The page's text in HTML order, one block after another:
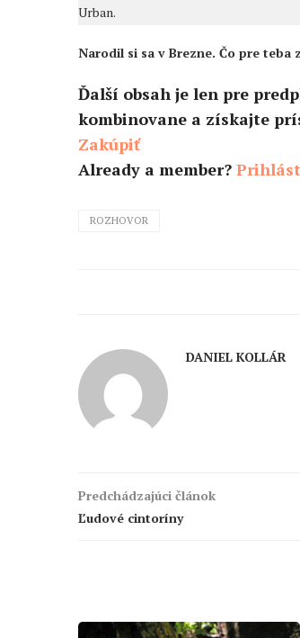
Urban.
Narodil si sa v Brezne. Čo pre
Ďalší obsah je len pre
kombinovane a získajte
Zakúpiť
Already a member?
ROZHOVOR
DANIEL KOLLÁR
Predchádzajúci článok
Ľudové cintoríny